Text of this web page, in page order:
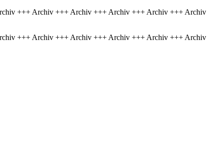
+++ Archiv +++ Archiv +++ Archiv +++ Archiv +++ Archiv
+++ Archiv +++ Archiv +++ Archiv +++ Archiv +++ Archiv